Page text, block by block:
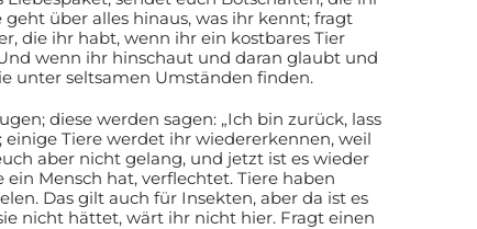
über alles hinaus, was ihr kennt; fragt
die ihr habt, wenn ihr ein kostbares Tier
wenn ihr hinschaut und daran glaubt und
unter seltsamen Umständen finden.
diese werden sagen: „Ich bin zurück, lass
Tiere werdet ihr wiedererkennen, weil
aber nicht gelang, und jetzt ist es wieder
ein Mensch hat, verflechtet. Tiere haben
Das gilt auch für Insekten, aber da ist es
nicht hättet, wärt ihr nicht hier. Fragt einen